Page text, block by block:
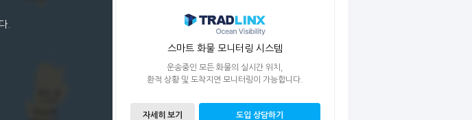
.
스마트 화물 모니터링 시스템
운송중인 모든 화물의 실시간 위치,
환적 상황 및 도착지연 모니터링이 가능합니다.
자세히 보기 도입 상담하기